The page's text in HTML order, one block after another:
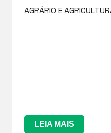
AGRÁRIO E
LEIA MAIS